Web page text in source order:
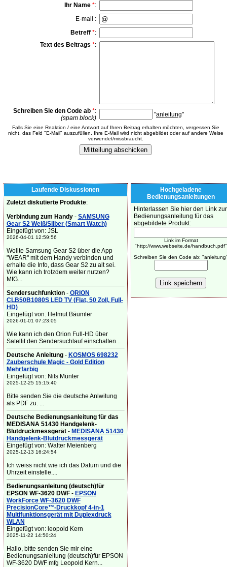
Ihr Name *:
E-mail :
Betreff *:
Text des Beitrags *:
Schreiben Sie den Code ab *:
(spam block)
"anleitung"
Falls Sie eine Reaktion / eine Antwort auf Ihren Beitrag erhalten möchten, vergessen Sie
nicht, das Feld "E-Mail" auszufüllen. Ihre E-Mail wird nicht abgebildet oder auf andere Weise
verwendet/missbraucht.
Laufende Diskussionen
Zuletzt diskutierte Produkte:
Verbindung zum Handy- SAMSUNG
Gear S2 Weiß/Silber (Smart Watch)
Eingefügt von: JSL
2026-04-01 12:59:56
Wollte Samsung Gear S2 über die App
"WEAR" mit dem Handy verbinden und
erhalte die Info, dass Gear S2 zu alt sei.
Wie kann ich trotzdem weiter nutzen?
MfG...
Sendersuchfunktion- ORION
CLB50B1080S LED TV (Flat, 50 Zoll, Full-
HD)
Eingefügt von: Helmut Bäumler
2026-01-01 07:23:05
Wie kann ich den Orion Full-HD über
Satellit den Sendersuchlauf einschalten...
Deutsche Anleitung- KOSMOS 698232
Zauberschule Magic - Gold Edition
Mehrfarbig
Eingefügt von: Nils Münter
2025-12-25 15:15:40
Bitte senden Sie die deutsche Anlwitung
als PDF zu. ...
Deutsche Bedienungsanleitung für das
MEDISANA 51430 Handgelenk-
Blutdruckmessgerät- MEDISANA 51430
Handgelenk-Blutdruckmessgerät
Eingefügt von: Walter Meienberg
2025-12-13 16:24:54
Ich weiss nicht wie ich das Datum und die
Uhrzeit einstelle....
Bedienungsanleitung (deutsch)für
EPSON WF-3620 DWF- EPSON
WorkForce WF-3620 DWF
PrecisionCore™-Druckkopf 4-in-1
Multifunktionsgerät mit Duplexdruck
WLAN
Eingefügt von: leopold Kern
2025-11-22 14:50:24
Hallo, bitte senden Sie mir eine
Bedienungsanleitung (deutsch)für EPSON
WF-3620 DWF mfg Leopold Kern...
Hochgeladene
Bedienungsanleitungen
Hinterlassen Sie hier den Link zur
Bedienungsanleitung für das
abgebildete Produkt:
Link im Format
"http://www.webseite.de/handbuch.pdf"
Schreiben Sie den Code ab: